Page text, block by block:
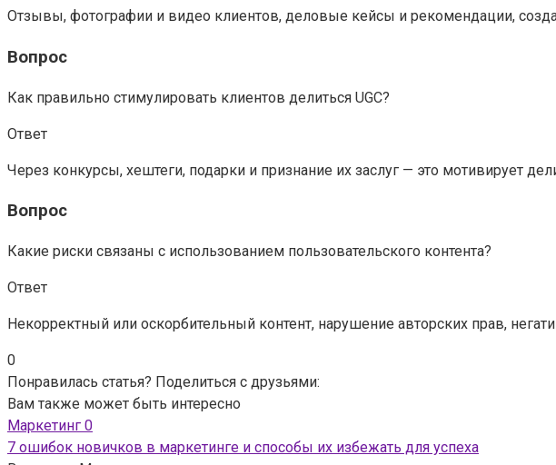
Отзывы, фотографии и видео клиентов, деловые кейсы и рекомендации,
Вопрос
Как правильно стимулировать клиентов делиться UGC?
Ответ
Через конкурсы, хештеги, подарки и признание их заслуг — это мотивирует
Вопрос
Какие риски связаны с использованием пользовательского контента?
Ответ
Некорректный или оскорбительный контент, нарушение авторских прав,
0
Понравилась статья? Поделиться с друзьями:
Вам также может быть интересно
Маркетинг 0
7 ошибок новичков в маркетинге и способы их избежать для успеха